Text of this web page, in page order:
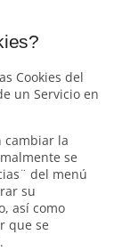
Cookies del
un Servicio en
cambiar la
se
del menú
su
así como
que se